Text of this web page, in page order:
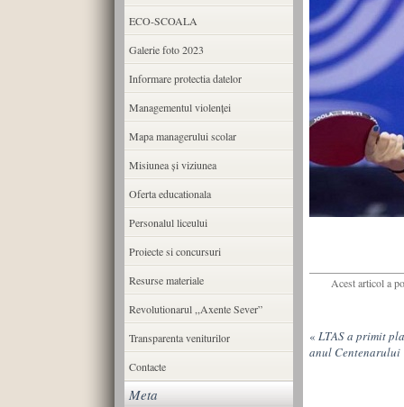
Acest articol a
« LTAS a primit
anul Centenarului
ECO-SCOALA
Galerie foto 2023
Informare protectia datelor
Managementul violenței
Mapa managerului scolar
Misiunea şi viziunea
Oferta educationala
Personalul liceului
Proiecte si concursuri
Resurse materiale
Revolutionarul ,,Axente Sever”
Transparenta veniturilor
Contacte
Meta